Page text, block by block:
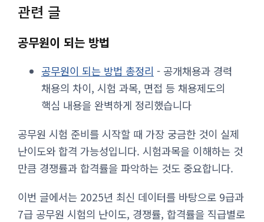
관련 글
공무원이 되는 방법
공무원이 되는 방법 총정리 - 공개채용과 경력
채용의 차이, 시험 과목, 면접 등 채용제도의
핵심 내용을 완벽하게 정리했습니다
공무원 시험 준비를 시작할 때 가장 궁금한 것이 실제
난이도와 합격 가능성입니다. 시험과목을 이해하는 것
만큼 경쟁률과 합격률을 파악하는 것도 중요합니다.
이번 글에서는 2025년 최신 데이터를 바탕으로 9급과
7급 공무원 시험의 난이도, 경쟁률, 합격률을 직급별로